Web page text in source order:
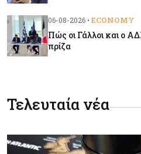
Μ. Δαμιανός:
αναμένεται η
πετρελαίου για την
Ορμούζ
Κύπρος
06-08-2026 • ECONOMY
Πώς οι Γάλλοι και ο
πρίζα
Τελευταία νέα